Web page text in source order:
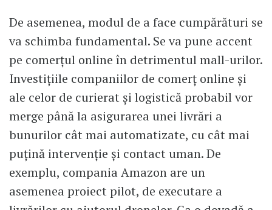
De asemenea, modul de a face cumpărături se
va schimba fundamental. Se va pune accent
pe comerțul online în detrimentul mall-urilor.
Investițiile companiilor de comerț online și
ale celor de curierat și logistică probabil vor
merge până la asigurarea unei livrări a
bunurilor cât mai automatizate, cu cât mai
puțină intervenție și contact uman. De
exemplu, compania Amazon are un
asemenea proiect pilot, de executare a